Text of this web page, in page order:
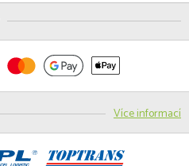
Více informací